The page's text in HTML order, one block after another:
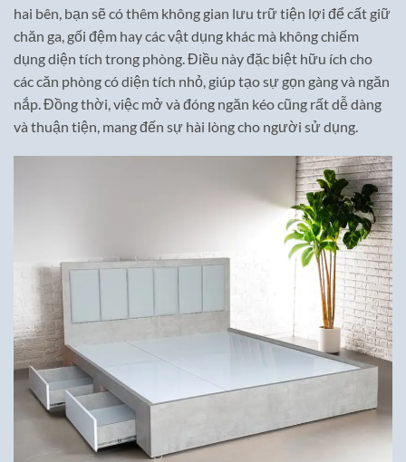
hai bên, bạn sẽ có thêm không gian lưu trữ tiện lợi để cất giữ
chăn ga, gối đệm hay các vật dụng khác mà không chiếm
dụng diện tích trong phòng. Điều này đặc biệt hữu ích cho
các căn phòng có diện tích nhỏ, giúp tạo sự gọn gàng và ngăn
nắp. Đồng thời, việc mở và đóng ngăn kéo cũng rất dễ dàng
và thuận tiện, mang đến sự hài lòng cho người sử dụng.